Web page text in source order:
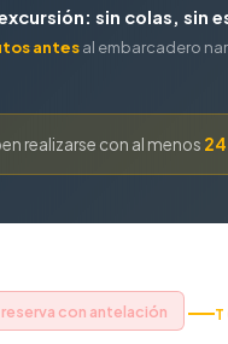
sin colas, sin
antesal embarcadero
realizarse con al menos
con antelación